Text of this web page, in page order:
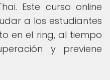
Este curso online
a los estudiantes
en el ring, al tiempo
y previene